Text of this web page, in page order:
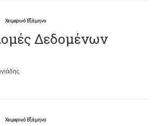
Χειμερινό Εξάμηνο
Δεδομένων
Χειμερινό Εξάμηνο